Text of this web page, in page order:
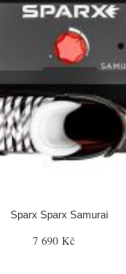
Sparx Sparx Samurai
7 690 Kč